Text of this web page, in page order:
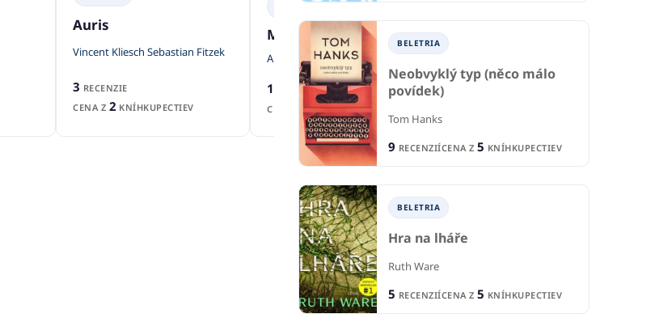
Auris
Vincent Kliesch Sebastian Fitzek
3 RECENZIE
CENA Z 2 KNÍHKUPECTIEV
Muselo to prísť
Andrea Ágg
1
RECENCIA
CENA Z 6KNÍHKUPECTIEV
BELETRIA
Neobvyklý typ (něco málo
povídek)
Tom Hanks
9 RECENZIÍCENA Z 5 KNÍHKUPECTIEV
BELETRIA
Hra na lháře
Ruth Ware
5 RECENZIÍCENA Z 5 KNÍHKUPECTIEV